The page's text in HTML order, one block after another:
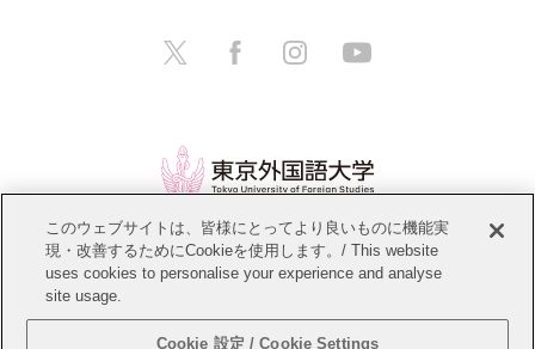
情報公開 教職員募集 このサイトについて
このウェブサイトは、皆様にとってより良いものに機能実
現・改善するためにCookieを使用します。/ This website
uses cookies to personalise your experience and analyse
site usage.
Cookie 設定 / Cookie Settings